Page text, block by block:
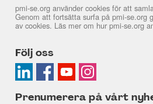
pmi-se.org använder cookies för att
Genom att fortsätta surfa på pmi-se.org
av cookies. Läs mer om hur pmi-se.org
Följ oss
Prenumerera på vårt